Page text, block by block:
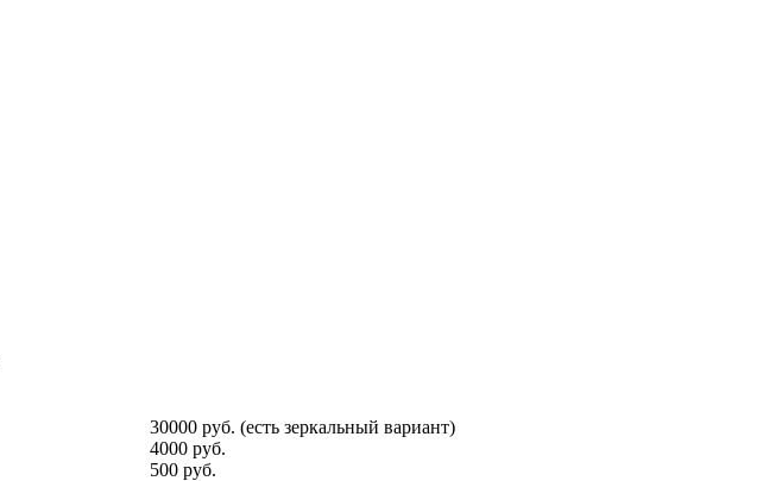
30000 руб. (есть зеркальный вариант)
4000 руб.
500 руб.